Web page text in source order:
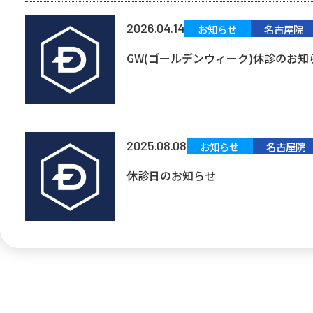
2026.04.14 お知らせ 名古屋院
GW(ゴールデンウィーク)休診のお知
2025.08.08 お知らせ 名古屋院
休診日のお知らせ